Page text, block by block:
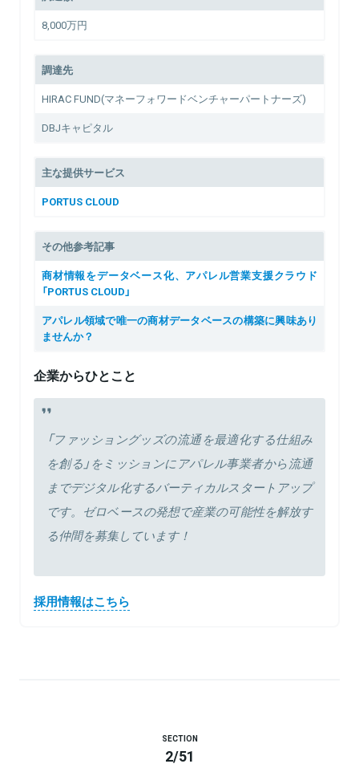
8,000万円
調達先
HIRAC FUND(マネーフォワードベンチャーパートナーズ)
DBJキャピタル
主な提供サービス
PORTUS CLOUD
その他参考記事
商材情報をデータベース化、アパレル営業支援クラウド
「PORTUS CLOUD」
アパレル領域で唯一の商材データベースの構築に興味あり
ませんか？
企業からひとこと
「ファッショングッズの流通を最適化する仕組み
を創る」をミッションにアパレル事業者から流通
までデジタル化するバーティカルスタートアップ
です。ゼロベースの発想で産業の可能性を解放す
る仲間を募集しています！
採用情報はこちら
SECTION
2/51